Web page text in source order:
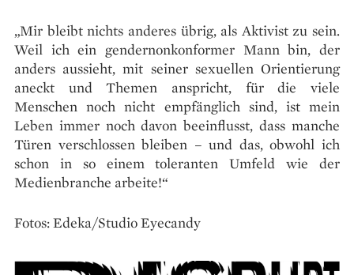
„Mir bleibt nichts anderes übrig, als Aktivist zu sein.
Weil ich ein gendernonkonformer Mann bin, der
anders aussieht, mit seiner sexuellen Orientierung
aneckt und Themen anspricht, für die viele
Menschen noch nicht empfänglich sind, ist mein
Leben immer noch davon beeinflusst, dass manche
Türen verschlossen bleiben – und das, obwohl ich
schon in so einem toleranten Umfeld wie der
Medienbranche arbeite!“
Fotos: Edeka/Studio Eyecandy